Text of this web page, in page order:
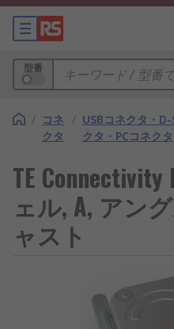
型番
/ コネ
クタ
/ USBコネクタ・
クタ・PCコネクタ
TE
ェル, A, アン
ャスト